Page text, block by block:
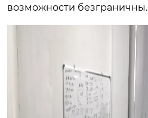
возможности безграничны.